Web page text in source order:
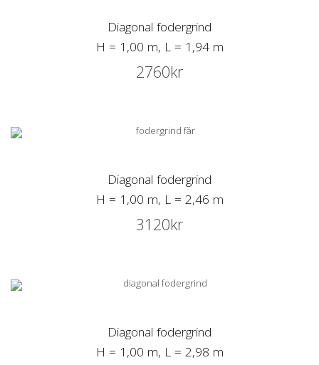
Diagonal fodergrind
H = 1,00 m, L = 1,94 m
2760kr
Diagonal fodergrind
H = 1,00 m, L = 2,46 m
3120kr
Diagonal fodergrind
H = 1,00 m, L = 2,98 m